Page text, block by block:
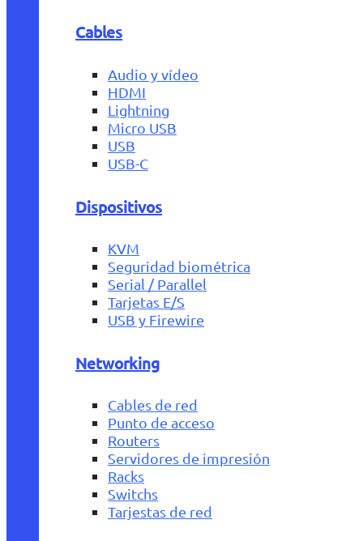
Cables
Audio y vídeo
HDMI
Lightning
Micro USB
USB
USB-C
Dispositivos
KVM
Seguridad biométrica
Serial / Parallel
Tarjetas E/S
USB y Firewire
Networking
Cables de red
Punto de acceso
Routers
Servidores de impresión
Racks
Switchs
Tarjestas de red